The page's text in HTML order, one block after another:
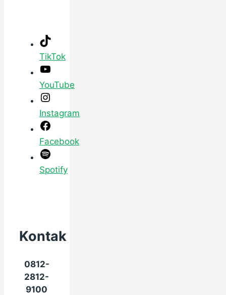
TikTok
YouTube
Instagram
Facebook
Spotify
Kontak
0812-
2812-
9100